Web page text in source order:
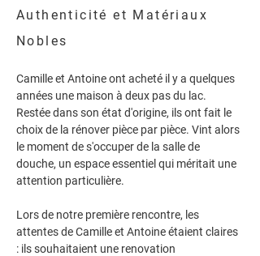
Authenticité et Matériaux
Nobles
Camille et Antoine ont acheté il y a quelques
années une maison à deux pas du lac.
Restée dans son état d'origine, ils ont fait le
choix de la rénover pièce par pièce. Vint alors
le moment de s'occuper de la salle de
douche, un espace essentiel qui méritait une
attention particulière.
Lors de notre première rencontre, les
attentes de Camille et Antoine étaient claires
: ils souhaitaient une renovation